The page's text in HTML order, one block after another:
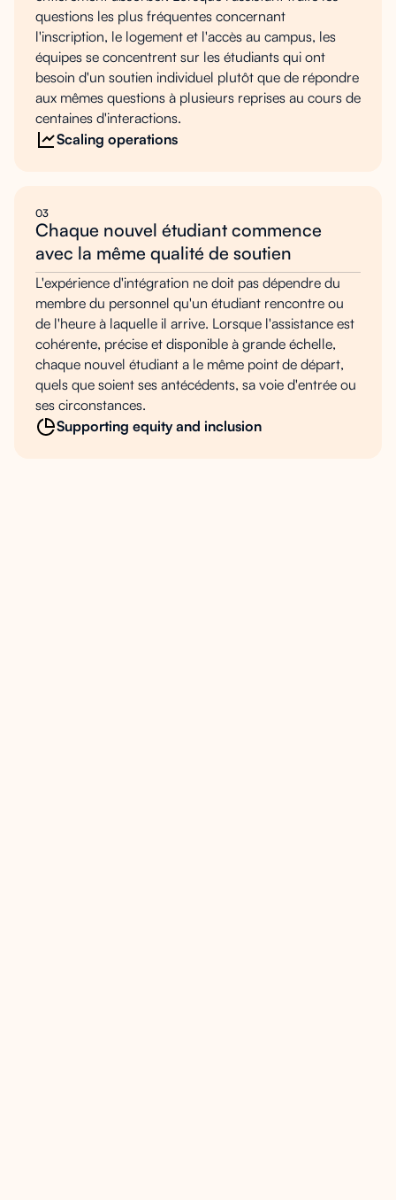
questions les plus fréquentes concernant
l'inscription, le logement et l'accès au campus, les
équipes se concentrent sur les étudiants qui ont
besoin d'un soutien individuel plutôt que de répondre
aux mêmes questions à plusieurs reprises au cours de
centaines d'interactions.
Scaling operations
03
Chaque nouvel étudiant commence
avec la même qualité de soutien
L'expérience d'intégration ne doit pas dépendre du
membre du personnel qu'un étudiant rencontre ou
de l'heure à laquelle il arrive. Lorsque l'assistance est
cohérente, précise et disponible à grande échelle,
chaque nouvel étudiant a le même point de départ,
quels que soient ses antécédents, sa voie d'entrée ou
ses circonstances.
Supporting equity and inclusion